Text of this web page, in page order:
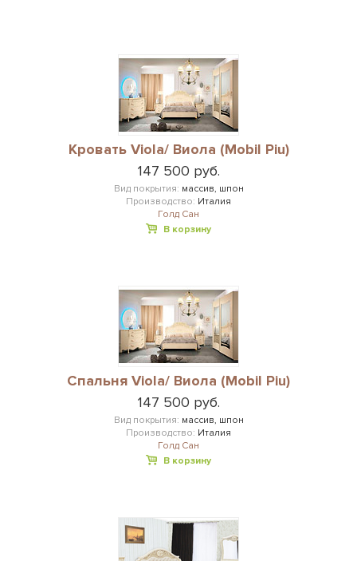
Кровать Viola/ Виола (Mobil Piu)
147 500 руб.
Вид покрытия: массив, шпон
Производство: Италия
Голд Сан
В корзину
Спальня Viola/ Виола (Mobil Piu)
147 500 руб.
Вид покрытия: массив, шпон
Производство: Италия
Голд Сан
В корзину